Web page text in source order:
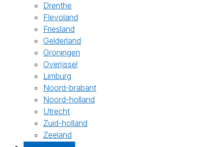
Drenthe
Flevoland
Friesland
Gelderland
Groningen
Overijssel
Limburg
Noord-brabant
Noord-holland
Utrecht
Zuid-holland
Zeeland